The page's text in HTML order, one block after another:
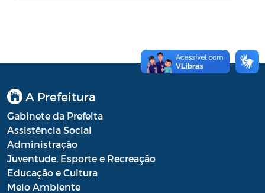
Conselho Municipal do Desenvolvimento
Sustentável Rural e Pesqueiro de
Conselho Municipal do Meio Ambiente -
Conselho Municipal dos Direitos da
Criança e do Adolescente de Araruama -
A Prefeitura
Gabinete da Prefeita
Assistência Social
Administração
Juventude, Esporte e Recreação
Educação e Cultura
Meio Ambiente